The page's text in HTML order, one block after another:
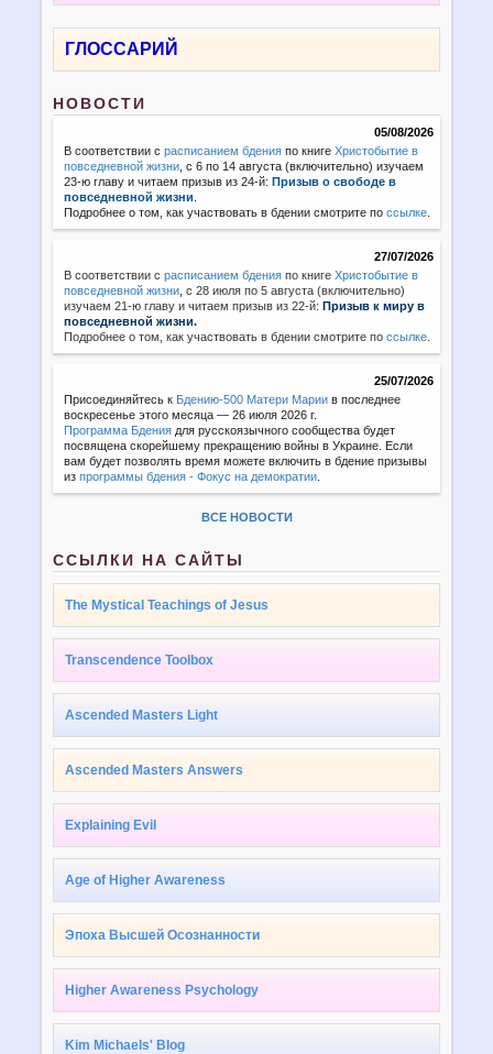
ГЛОССАРИЙ
НОВОСТИ
05/08/2026
В соответствии срасписанием бдения по книгеХристобытие в
повседневной жизни , с 6 по 14 августа (включительно) изучаем
23-ю главу и читаем призыв из 24-й:Призыв о свободе в
повседневной жизни
Подробнее о том, как участвовать в бдении смотрите поссылке
27/07/2026
В соответствии с расписанием бдения по книгеХристобытие в
повседневной жизни с 28 июля по 5 августа (включительно)
изучаем 21-ю главу и читаем призыв из 22-й:Призыв к миру в
повседневной жизни.
Подробнее о том, как участвовать в бдении смотрите поссылке
25/07/2026
Присоединяйтесь к Бдению-500 Матери Марии в последнее
воскресенье этого месяца — 26 июля 2026 г.
Программа Бдения для русскоязычного сообщества будет
посвящена скорейшему прекращению войны в Украине. Если
вам будет позволять время можете включить в бдение призывы
изпрограммы бдения - Фокус на демократии
ВСЕ НОВОСТИ
ССЫЛКИ НА САЙТЫ
The Mystical Teachings of Jesus
Transcendence Toolbox
Ascended Masters Light
Ascended Masters Answers
Explaining Evil
Age of Higher Awareness
Эпоха Высшей Осознанности
Higher Awareness Psychology
Kim Michaels' Blog